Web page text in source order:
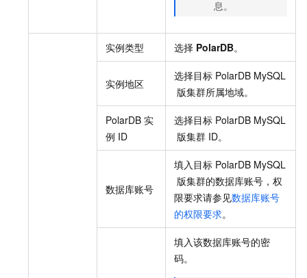
息。
实例类型 选择 PolarDB。
实例地区
选择目标 PolarDB MySQL
版集群所属地域。
PolarDB 实
例 ID
选择目标 PolarDB MySQL
版集群 ID。
数据库账号
填入目标 PolarDB MySQL
版集群的数据库账号，权
限要求请参见数据库账号
的权限要求。
填入该数据库账号的密
码。